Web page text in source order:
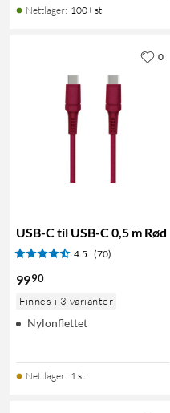
Nettlager: 100+ st
USB-C til USB-C 0,5 m Rød
4.5 (70)
9990
Finnes i 3 varianter
Nylonflettet
Nettlager: 1 st
0